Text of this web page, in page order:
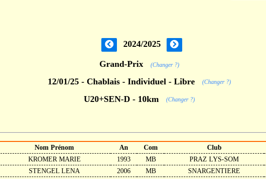
2024/2025
Grand-Prix (Changer ?)
12/01/25 - Chablais - Individuel - Libre (Changer ?)
U20+SEN-D - 10km (Changer ?)
Nom Prénom An Com Club
KROMER MARIE 1993 MB PRAZ LYS-SOM
STENGEL LENA 2006 MB SNARGENTIERE